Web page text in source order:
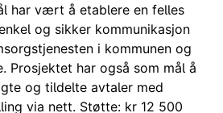
har vært å etablere en felles
og sikker kommunikasjon
i kommunen og
Prosjektet har også som mål å
og tildelte avtaler med
via nett. Støtte: kr 12 500